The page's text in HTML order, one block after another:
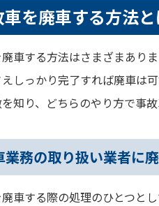
車を廃車する方法
車する方法はさまざまあり
しっかり完了すれば廃車は
知り、どちらのやり方で事
業務の取り扱い業者に
車する際の処理のひとつと